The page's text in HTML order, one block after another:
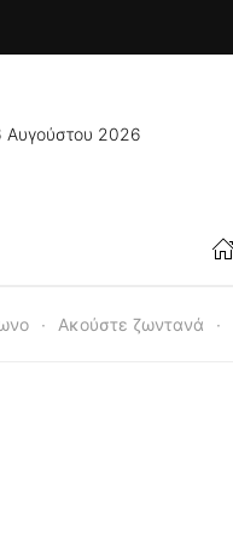
Αυγούστου 2026
Ακούστε ζωντανά